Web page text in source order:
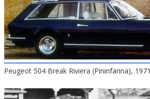
Peugeot 504 Break Riviera (Pininfarina), 1971